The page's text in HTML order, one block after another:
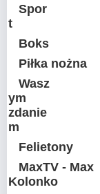
Spor
t
Boks
Piłka nożna
Wasz
ym
zdanie
m
Felietony
MaxTV - Max
Kolonko